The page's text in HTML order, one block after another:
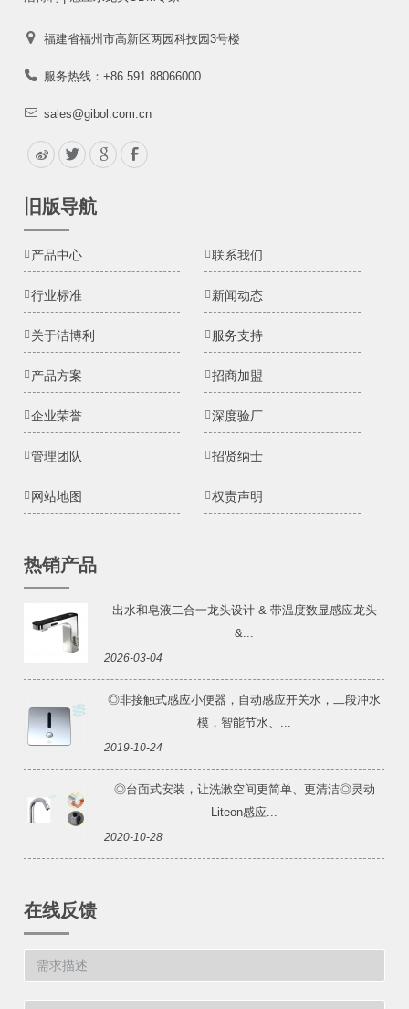
福建省福州市高新区两园科技园3号楼
服务热线：+86 591 88066000
sales@gibol.com.cn
旧版导航
产品中心 联系我们
行业标准 新闻动态
关于洁博利 服务支持
产品方案 招商加盟
企业荣誉 深度验厂
管理团队 招贤纳士
网站地图 权责声明
热销产品
出水和皂液二合一龙头设计 & 带温度数显感应龙头
&...
2026-03-04
◎非接触式感应小便器，自动感应开关水，二段冲水
模，智能节水、...
2019-10-24
◎台面式安装，让洗漱空间更简单、更清洁◎灵动
Liteon感应...
2020-10-28
在线反馈